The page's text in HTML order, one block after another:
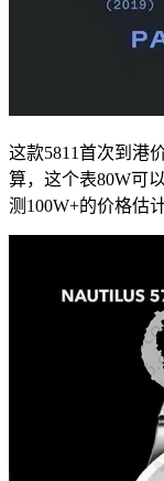
这款5811首次到港
算，这个表80W可
测100W+的价格估